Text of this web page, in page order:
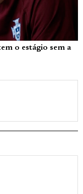
o estágio sem a